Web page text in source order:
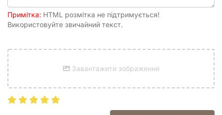
Примітка: HTML розмітка не підтримується!
Використовуйте звичайний текст.
Завантажити зображення